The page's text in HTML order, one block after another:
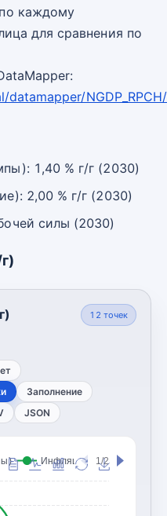
каждому
для сравнения по
NGDP_RPCH/
1,40 % г/г (2030)
2,00 % г/г (2030)
силы (2030)
12 точек
Заполнение
JSON
Инфляция (CPI,
1/2